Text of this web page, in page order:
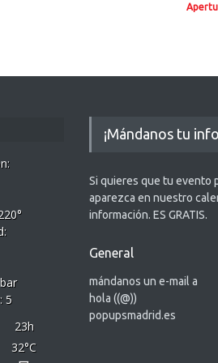
°
5
23h
32°C
¡Mándanos tu
Si quieres que tu evento
aparezca en nuestro
información. ES GRATIS.
General
mándanos un e-mail a
hola ((@))
popupsmadrid.es